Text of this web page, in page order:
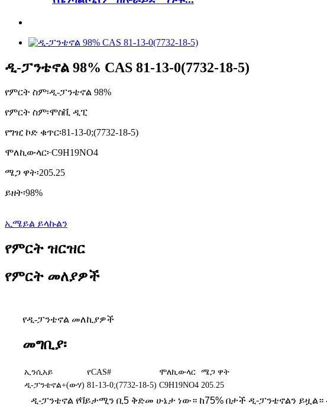
ዲ-ፓንቴኖል 98% CAS 81-13-0(7732-18-5)
የምርት ስም፡ዲ-ፓንቴኖል 98%
የምርት ስም፡ሞስቪ ዲፒ
የግዢ ኮድ ቁጥር፡81-13-0;(7732-18-5)
ሞለኪውላር፦C9H19NO4
ሜጋ ዋት፡205.25
ይዘት፡98%
ኢሜይል ይላኩልን
የምርት ዝርዝር
የምርት መለያዎች
የዲ-ፓንቴኖል መለኪያዎች
መግቢያ፡
ኢንሲአይ የCAS# ሞለኪውላር ሜጋ ዋት
ዲ-ፓንቴኖል+(ውሃ) 81-13-0;(7732-18-5) C9H19NO4 205.25
ዲ-ፓንቴኖል የቫይታሚን ቢ5 ቅድመ ሁኔታ ነው። ከ75% በታች ዲ-ፓንቴኖልን